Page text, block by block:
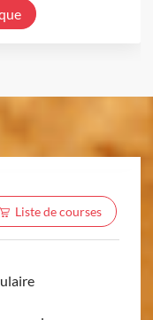
Liste de courses